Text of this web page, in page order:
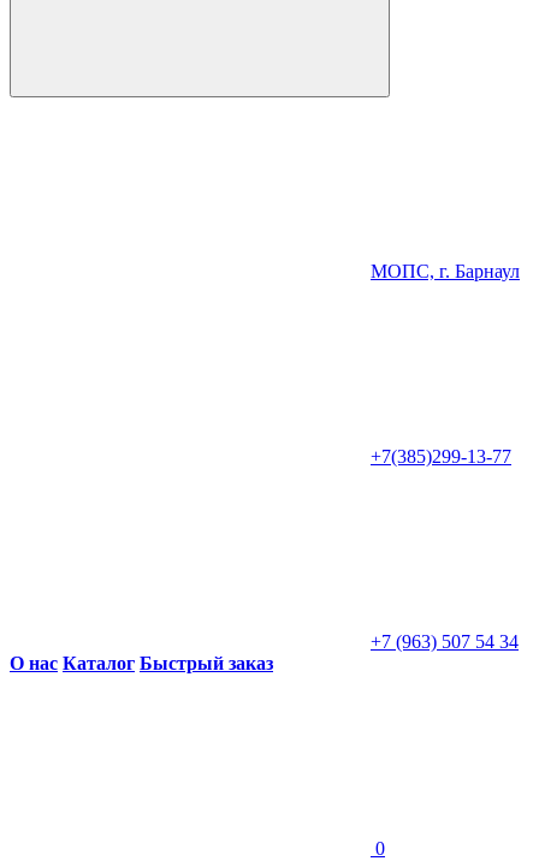
МОПС, г. Барнаул
+7(385)299-13-77
+7 (963) 507 54 34
О нас Каталог Быстрый заказ
0